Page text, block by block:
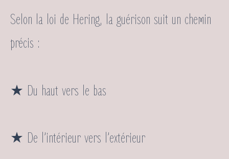
Selon la loi de Hering, la guérison suit un chemin
précis :
★ Du haut vers le bas
★ De l’intérieur vers l’extérieur